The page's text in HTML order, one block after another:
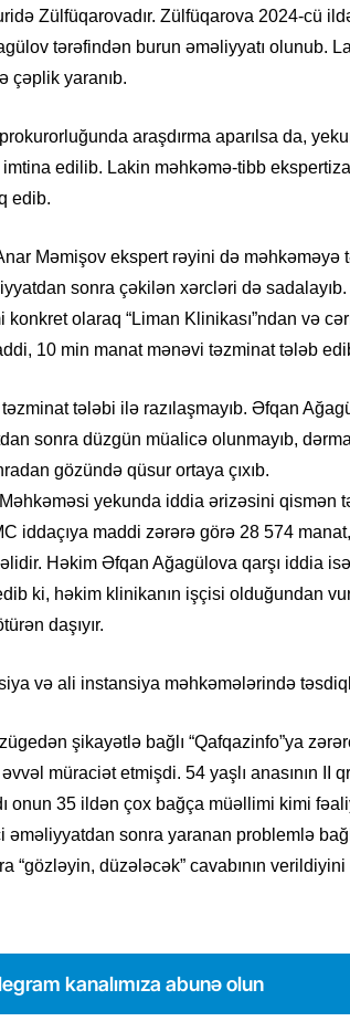
Zülfüqarovadır. Zülfüqarova 2024-cü
tərəfindən burun əməliyyatı olunub.
çəplik yaranıb.
araşdırma aparılsa da,
imtina edilib. Lakin məhkəmə-tibb
edib.
Məmişov ekspert rəyini də
sonra çəkilən xərcləri də sadalayıb.
konkret olaraq “Liman Klinikası”ndan və
10 min manat mənəvi təzminat tələb
tələbi ilə razılaşmayıb. Əfqan
sonra düzgün müalicə olunmayıb,
gözündə qüsur ortaya çıxıb.
yekunda iddia ərizəsini qismən
iddaçıya maddi zərərə görə 28 574
Həkim Əfqan Ağagülova qarşı iddia
ki, həkim klinikanın işçisi olduğundan
daşıyır.
və ali instansiya məhkəmələrində
şikayətlə bağlı “Qafqazinfo”ya
müraciət etmişdi. 54 yaşlı anasının II
onun 35 ildən çox bağça müəllimi kimi
əməliyyatdan sonra yaranan problemlə
“gözləyin, düzələcək” cavabının
kanalımıza abunə olun